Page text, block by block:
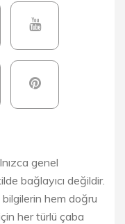
genel
bağlayıcı değildir.
hem doğru
her türlü çaba